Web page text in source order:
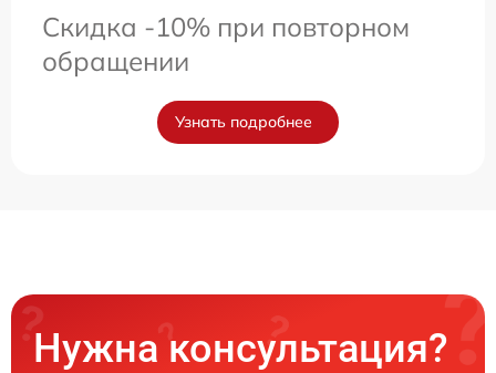
Скидка -10% при повторном
обращении
Узнать подробнее
Нужна консультация?